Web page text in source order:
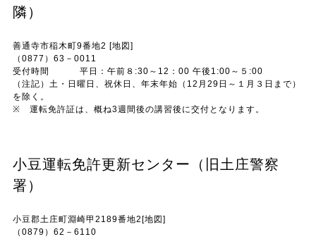
隣）
善通寺市稲木町9番地2 [地図]
（0877）63－0011
受付時間 平日：午前８:30～12：00 午後1:00～５:00
（注記）土・日曜日、祝休日、年末年始（12月29日～１月３日まで）
を除く。
※ 運転免許証は、概ね3週間後の講習後に交付となります。
小豆運転免許更新センター（旧土庄警察
署）
小豆郡土庄町淵崎甲2189番地2[地図]
（0879）62－6110